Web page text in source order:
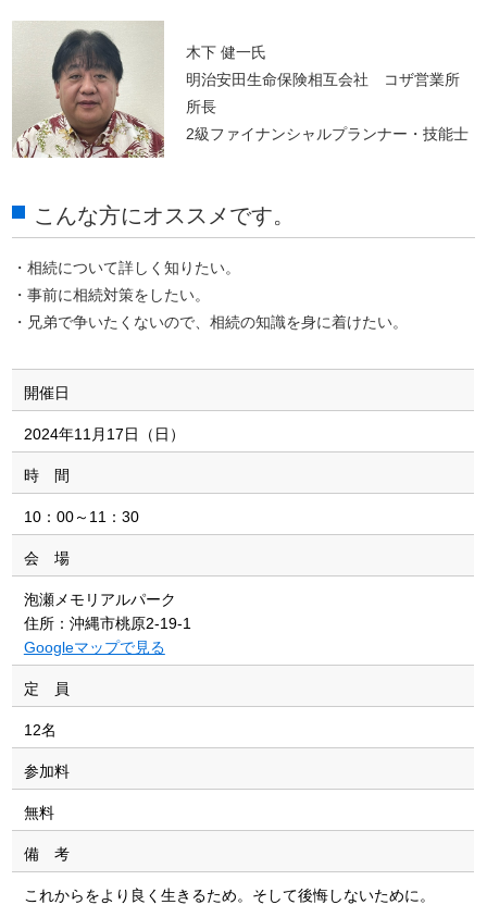
木下 健一氏
明治安田生命保険相互会社 コザ営業所
所長
2級ファイナンシャルプランナー・技能士
こんな方にオススメです。
・相続について詳しく知りたい。
・事前に相続対策をしたい。
・兄弟で争いたくないので、相続の知識を身に着けたい。
開催日
2024年11月17日（日）
時 間
10：00～11：30
会 場
泡瀬メモリアルパーク
住所：沖縄市桃原2-19-1
Googleマップで見る
定 員
12名
参加料
無料
備 考
これからをより良く生きるため。そして後悔しないために。